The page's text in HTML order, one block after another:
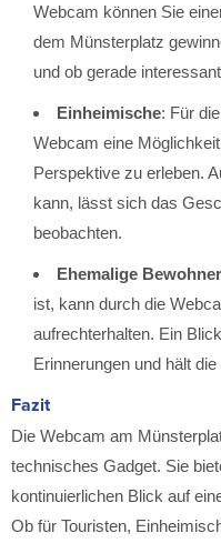
Webcam können Sie
dem Münsterplatz
und ob gerade
Einheimische: Für
Webcam eine
Perspektive zu erleben.
kann, lässt sich das
beobachten.
Ehemalige Bewohner
ist, kann durch die
aufrechterhalten. Ein
Erinnerungen und hält
Fazit
Die Webcam am
technisches Gadget. Sie
kontinuierlichen Blick auf
Ob für Touristen,